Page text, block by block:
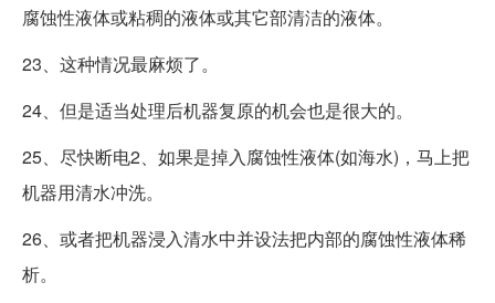
腐蚀性液体或粘稠的液体或其它部清洁的液体。
23、这种情况最麻烦了。
24、但是适当处理后机器复原的机会也是很大的。
25、尽快断电2、如果是掉入腐蚀性液体(如海水)，马上把
机器用清水冲洗。
26、或者把机器浸入清水中并设法把内部的腐蚀性液体稀
析。